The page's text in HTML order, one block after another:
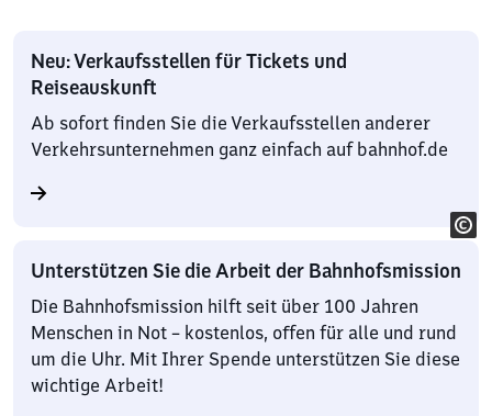
Neu: Verkaufsstellen für Tickets und
Reiseauskunft
Ab sofort finden Sie die Verkaufsstellen anderer
Verkehrsunternehmen ganz einfach auf bahnhof.de
Unterstützen Sie die Arbeit der Bahnhofsmission
Die Bahnhofsmission hilft seit über 100 Jahren
Menschen in Not – kostenlos, offen für alle und rund
um die Uhr. Mit Ihrer Spende unterstützen Sie diese
wichtige Arbeit!